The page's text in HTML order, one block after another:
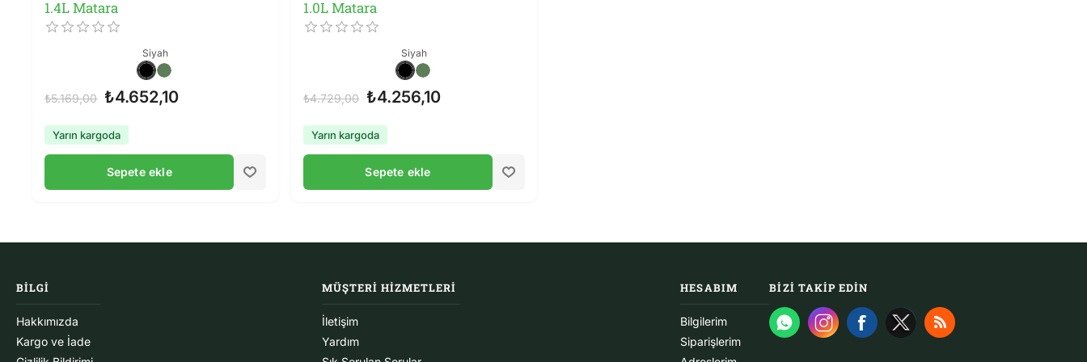
1.4L Matara
Siyah
₺5.169,00 ₺4.652,10
Yarın kargoda
Sepete ekle
1.0L Matara
Siyah
₺4.729,00 ₺4.256,10
Yarın kargoda
Sepete ekle
BILGI
Hakkımızda
Kargo ve İade
MÜŞTERI HIZMETLERI
İletişim
Yardım
HESABIM
Bilgilerim
Siparişlerim
BIZI TAKIP EDIN